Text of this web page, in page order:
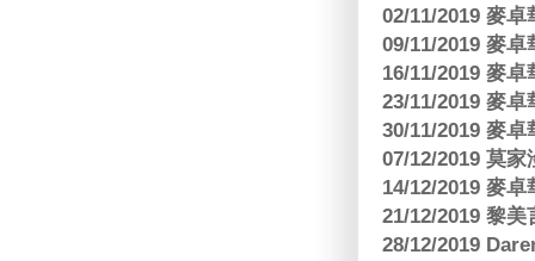
02/11/2019 麥
09/11/2019 麥
16/11/2019 麥
23/11/2019 麥
30/11/2019 麥
07/12/2019 莫
14/12/2019 麥
21/12/2019 黎
28/12/2019